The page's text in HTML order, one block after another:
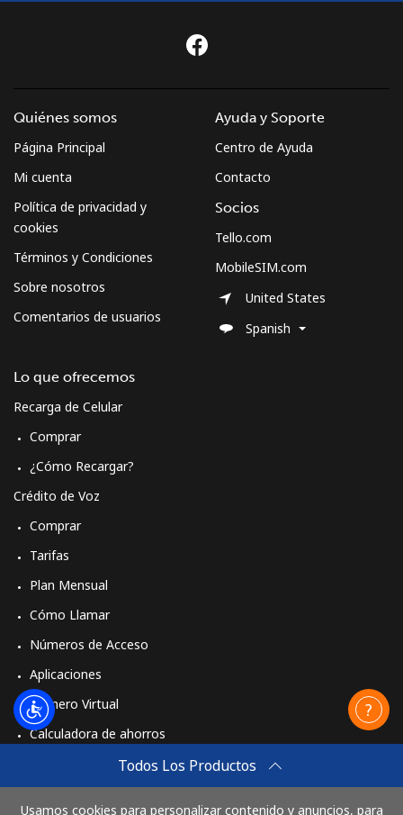
Todos Los Productos
Usamos cookies para personalizar contenido y anuncios, para
Quiénes somos
Página Principal
Mi cuenta
Política de privacidad y
cookies
Términos y Condiciones
Sobre nosotros
Comentarios de usuarios
Lo que ofrecemos
Recarga de Celular
Comprar
¿Cómo Recargar?
Crédito de Voz
Comprar
Tarifas
Plan Mensual
Cómo Llamar
Números de Acceso
Aplicaciones
Número Virtual
Calculadora de ahorros
Comprar
Ayuda y Soporte
Centro de Ayuda
Contacto
Socios
Tello.com
MobileSIM.com
United States
Spanish